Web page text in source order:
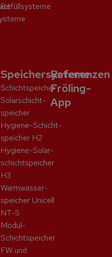
Befüllsysteme
Speichersysteme
Schicht­speicher
Solar­schicht­
speicher
Hygiene-Schicht­
speicher H2
Hygiene-Solar­
schicht­speicher
H3
Warmwasser­
speicher Unicell
NT-S
Modul-
Schichtspeicher
FW und
Referenzen
Fröling-
App